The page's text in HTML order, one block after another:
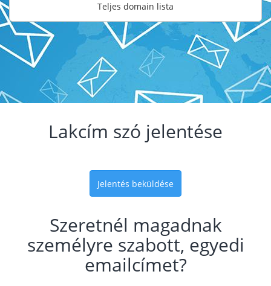
Teljes domain lista
Lakcím szó jelentése
Jelentés beküldése
Szeretnél magadnak
személyre szabott, egyedi
emailcímet?